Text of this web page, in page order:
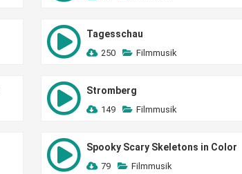
Tagesschau
250 Filmmusik
Stromberg
149 Filmmusik
Spooky Scary Skeletons in Color
79 Filmmusik